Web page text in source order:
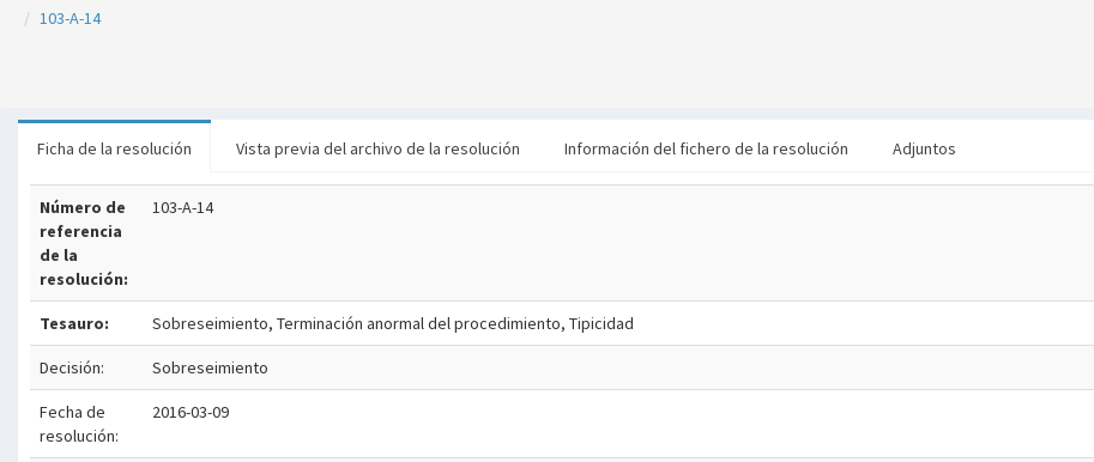
103-A-14
Ficha de la resolución Vista previa del archivo de la resolución Información del fichero de la resolución Adjuntos
Número de
referencia
de la
resolución:
103-A-14
Tesauro: Sobreseimiento, Terminación anormal del procedimiento, Tipicidad
Decisión: Sobreseimiento
Fecha de
resolución:
2016-03-09